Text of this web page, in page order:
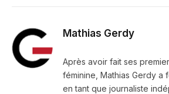
Mathias Gerdy
Après avoir fait ses
féminine, Mathias Gerdy a
en tant que journaliste